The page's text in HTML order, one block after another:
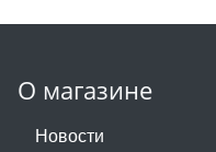
О магазине
Новости